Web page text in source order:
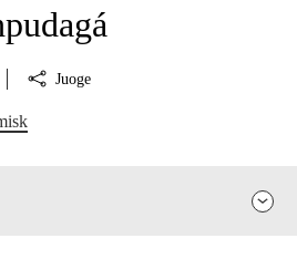
Juoge